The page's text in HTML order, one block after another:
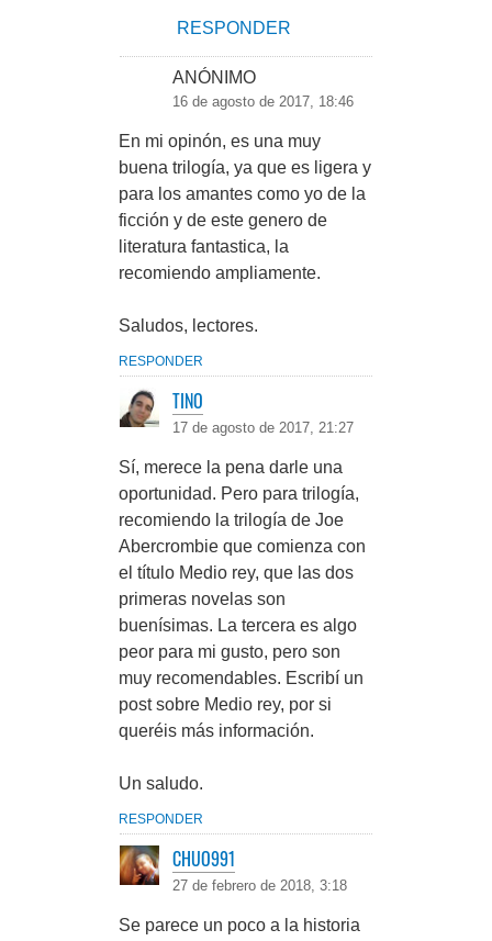
RESPONDER
ANÓNIMO
16 de agosto de 2017, 18:46
En mi opinón, es una muy
buena trilogía, ya que es ligera y
para los amantes como yo de la
ficción y de este genero de
literatura fantastica, la
recomiendo ampliamente.
Saludos, lectores.
RESPONDER
TINO
17 de agosto de 2017, 21:27
Sí, merece la pena darle una
oportunidad. Pero para trilogía,
recomiendo la trilogía de Joe
Abercrombie que comienza con
el título Medio rey, que las dos
primeras novelas son
buenísimas. La tercera es algo
peor para mi gusto, pero son
muy recomendables. Escribí un
post sobre Medio rey, por si
queréis más información.
Un saludo.
RESPONDER
CHUO991
27 de febrero de 2018, 3:18
Se parece un poco a la historia